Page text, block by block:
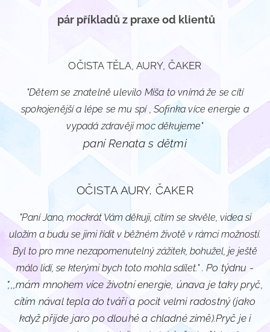
pár příkladů z praxe od klientů
OČISTA TĚLA, AURY, ČAKER
"Dětem se znatelně ulevilo Míša to vnímá že se cítí
spokojenější a lépe se mu spí , Sofinka více energie a
vypadá zdravěji moc děkujeme"
paní Renata s dětmi
OČISTA AURY, ČAKER
"Paní Jano, mockrát Vám děkuji, cítím se skvěle, videa si
uložím a budu se jimi řídit v běžném životě v rámci možností.
Byl to pro mne nezapomenutelný zážitek, bohužel, je ještě
málo lidí, se kterými bych toto mohla sdílet." .Po týdnu -
",,,mám mnohem více životní energie, únava je taky pryč,
cítím nával tepla do tváří a pocit velmi radostný (jako
když přijde jaro po dlouhé a chladné zimě).Pryč je i